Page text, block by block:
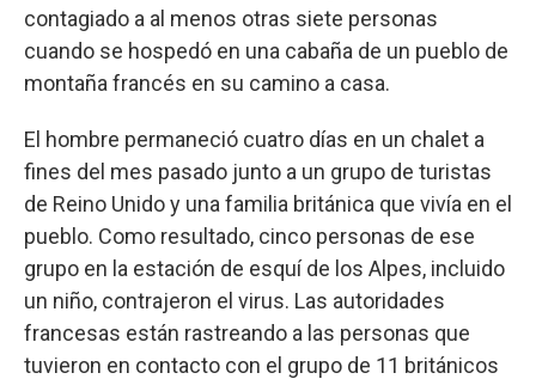
contagiado a al menos otras siete personas
cuando se hospedó en una cabaña de un pueblo de
montaña francés en su camino a casa.
El hombre permaneció cuatro días en un chalet a
fines del mes pasado junto a un grupo de turistas
de Reino Unido y una familia británica que vivía en el
pueblo. Como resultado, cinco personas de ese
grupo en la estación de esquí de los Alpes, incluido
un niño, contrajeron el virus. Las autoridades
francesas están rastreando a las personas que
tuvieron en contacto con el grupo de 11 británicos